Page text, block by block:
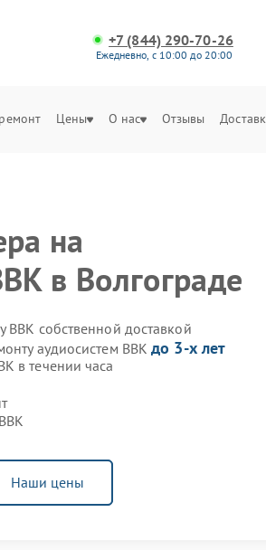
+7 (844) 290-70-26
Ежедневно, с 10:00 до 20:00
Цены О нас Отзывы
на
в Волгограде
BBK собственной доставкой
аудиосистем BBKдо 3-х лет
в течении часа
Наши цены